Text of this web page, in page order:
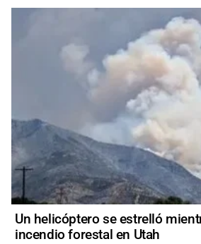
Un helicóptero se estrelló
incendio forestal en Utah